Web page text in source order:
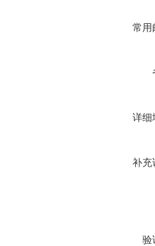
常用
详细
补充
验